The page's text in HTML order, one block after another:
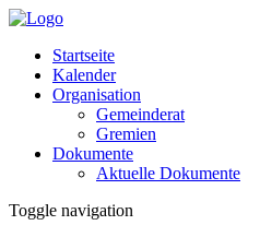
Startseite
Kalender
Organisation
Gemeinderat
Gremien
Dokumente
Aktuelle Dokumente
Toggle navigation